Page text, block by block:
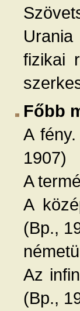
fizikai
Főbb
A
1907)
A
A
(Bp.,
Az
(Bp.,